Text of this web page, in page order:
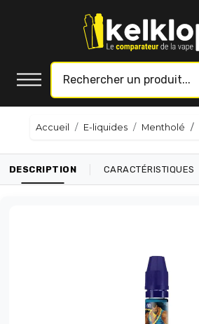
Accueil E-liquides Mentholé
DESCRIPTION CARACTÉRISTIQUES